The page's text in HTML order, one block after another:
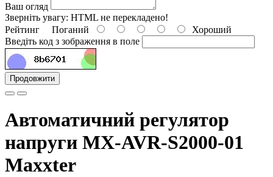
Ваш огляд
Зверніть увагу: HTML не перекладено!
Рейтинг Поганий
Хороший
Введіть код з зображення в поле
Продовжити
Автоматичний регулятор
напруги MX-AVR-S2000-01
Maxxter